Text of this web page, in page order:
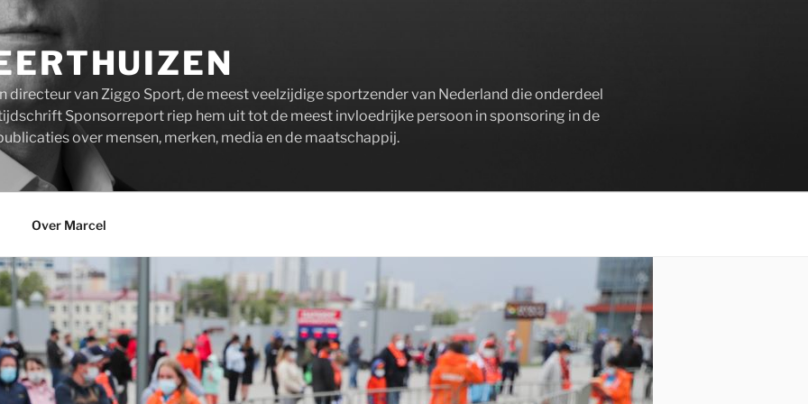
directeur van Ziggo Sport, de meest veelzijdige sportzender van Nederland die onderdeel
Sponsorreport riep hem uit tot de meest invloedrijke persoon in sponsoring in de
over mensen, merken, media en de maatschappij.
Over Marcel